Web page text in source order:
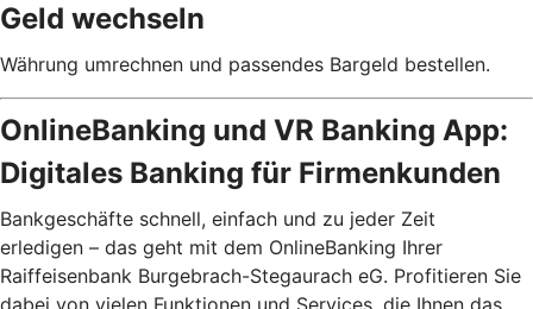
Geld wechseln
Währung umrechnen und passendes Bargeld bestellen.
OnlineBanking und VR Banking App:
Digitales Banking für Firmenkunden
Bankgeschäfte schnell, einfach und zu jeder Zeit
erledigen – das geht mit dem OnlineBanking Ihrer
Raiffeisenbank Burgebrach-Stegaurach eG. Profitieren Sie